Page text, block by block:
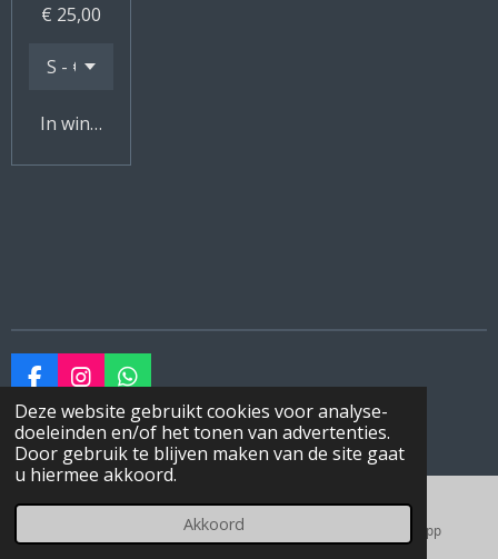
Deze website gebruikt cookies voor analyse-
doeleinden en/of het tonen van advertenties.
Door gebruik te blijven maken van de site gaat
u hiermee akkoord.
Akkoord
€ 25,00
In winkelwagen
F
a
c
e
b
o
I
n
s
t
a
r
W
h
a
t
s
p
© 2023 - 2026 ODE- Onyx Dog Enrichment
Powered byJouwWeb
Instagram WhatsApp